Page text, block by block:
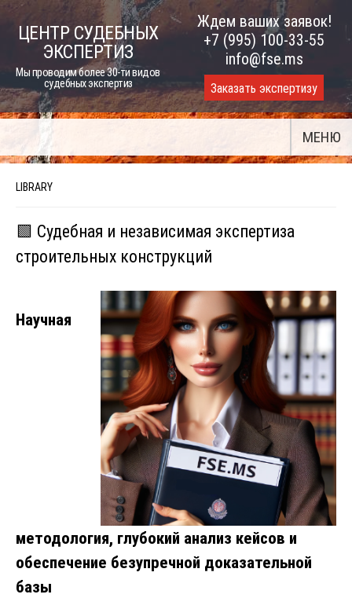
Skip
ЦЕНТР СУДЕБНЫХ
ЭКСПЕРТИЗ
Мы проводим более 30-ти видов
судебных экспертиз
Ждем ваших заявок!
+7 (995) 100-33-55
info@fse.ms
Заказать экспертизу
МЕНЮ
LIBRARY
🟩 Судебная и независимая экспертиза
строительных конструкций
Научная
методология, глубокий анализ кейсов и
обеспечение безупречной доказательной
базы